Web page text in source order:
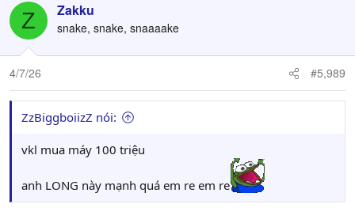
Z Zakku
snake, snake, snaaaake
4/7/26 #5,989
ZzBiggboiizZ nói:
vkl mua máy 100 triệu
anh LONG này mạnh quá em re em re